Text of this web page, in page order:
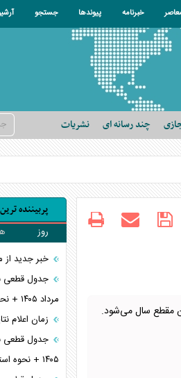
خبرنامه پیوندها جستجو
چند رسانه ای نشریات
مقطع سال می‌شود.
پربیننده
روز
خبر جدید از
مرداد ۱۴۰۵ + نحوه استعلام
زمان اعلام
۱۴۰۵ + نحوه استعلام